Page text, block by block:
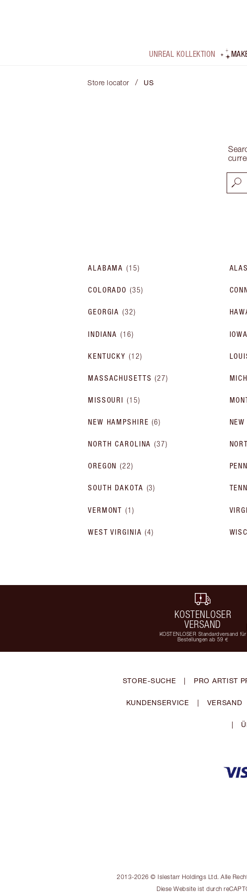
UNREAL KOLLEKTION
Store locator / US
ALABAMA (15)
COLORADO (35)
GEORGIA (32)
INDIANA (16) IOWA
KENTUCKY (12)
MASSACHUSETTS (27)
MISSOURI (15)
NEW HAMPSHIRE (6)
NORTH CAROLINA (37)
OREGON (22)
SOUTH DAKOTA (3)
VERMONT (1 )
WEST VIRGINIA (4)
KOSTENLOSER
VERSAND
KOSTENLOSER Standardversand für
Bestellungen ab 59 €
STORE-SUCHE | PRO ARTIST
KUNDENSERVICE | VERSAND
|
2013-2026 © Islestarr Holdings Ltd. Alle
Diese Website ist durch